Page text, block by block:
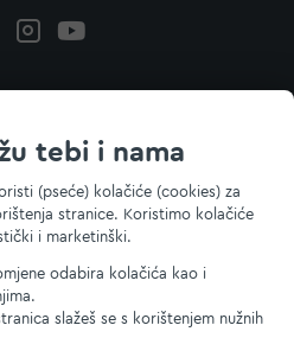
tebi i nama
(pseće) kolačiće (cookies) za
stranice. Koristimo kolačiće
i marketinški.
odabira kolačića kao i
slažeš se s korištenjem nužnih
Sva prava zadržana.